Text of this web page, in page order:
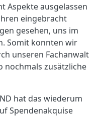
Aspekte ausgelassen
eingebracht
gesehen, uns im
Somit konnten wir
unseren Fachanwalt
nochmals zusätzliche
hat das wiederum
Spendenakquise